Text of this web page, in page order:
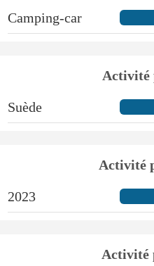
Camping-car
Activité
Suède
Activité
2023
Activité